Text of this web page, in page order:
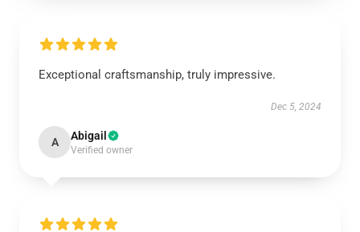
Exceptional craftsmanship, truly impressive.
Dec 5, 2024
A Abigail
Verified owner